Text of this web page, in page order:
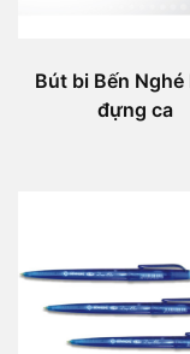
Bút bi Bến
đựng ca